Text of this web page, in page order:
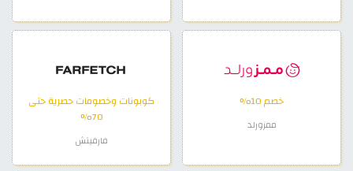
خصم 10%
ممزورلد
كوبونات وخصومات حصرية حتى
70%
فارفيتش